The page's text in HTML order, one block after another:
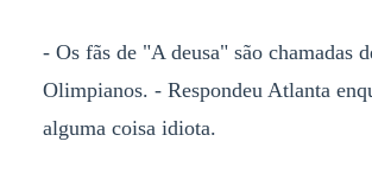
- Os fãs de "A deusa" são chamadas
Olimpianos. - Respondeu Atlanta
alguma coisa idiota.